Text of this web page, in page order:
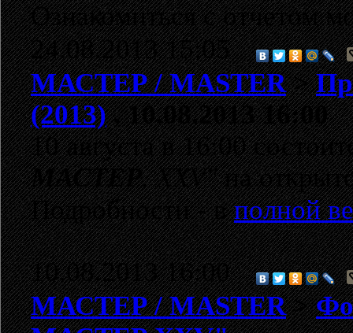
Ознакомиться с отчетом
24.08.2013 15:05
МАСТЕР / MASTER>
(2013), 10.08.2013 16:00
10 августа в 16:00
МАСТЕР. XXV"на
Подробности -вполной
10.08.2013 16:00
МАСТЕР / MASTER>